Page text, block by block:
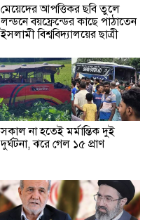
মেয়েদের আপত্তিকর ছবি তুলে
লন্ডনে বয়ফ্রেন্ডের কাছে পাঠাতেন
ইসলামী বিশ্ববিদ্যালয়ের ছাত্রী
সকাল না হতেই মর্মান্তিক দুই
দুর্ঘটনা, ঝরে গেল ১৫ প্রাণ